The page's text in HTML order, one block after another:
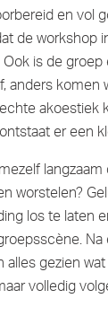
en vol
de workshop
is de
anders
er een
worstelen?
los te laten
alles gezien
volledig